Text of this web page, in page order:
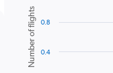
chart
with
bars.
The
Chart
graphic.
Number of flights 0.4
0.8